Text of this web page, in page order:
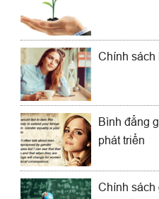
Chính sách
Bình đẳng
phát triển
Chính sách